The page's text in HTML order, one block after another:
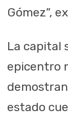
Gómez”,
La capital
epicentro
estado